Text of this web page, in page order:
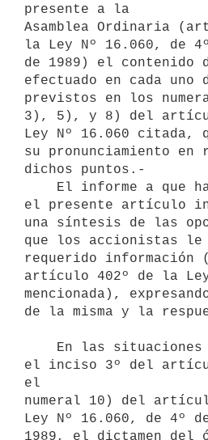
presente a la
Asamblea Ordinaria
la Ley Nº 16.060, de
de 1989) el contenido
efectuado en cada uno
previstos en los
3), 5), y 8) del
Ley Nº 16.060 citada,
su pronunciamiento en
dichos puntos.-
el presente artículo
una síntesis de las
que los accionistas le
requerido información
artículo 402º de la
mencionada),
de la misma y la
el inciso 3º del
el
numeral 10) del
Ley Nº 16.060, de 4º
1989, el dictamen del